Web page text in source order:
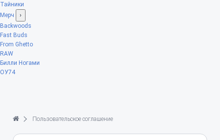
Тайники
Мерч
›
Backwoods
Fast Buds
From Ghetto
RAW
Билли Ногами
ОУ74
Пользовательское соглашение